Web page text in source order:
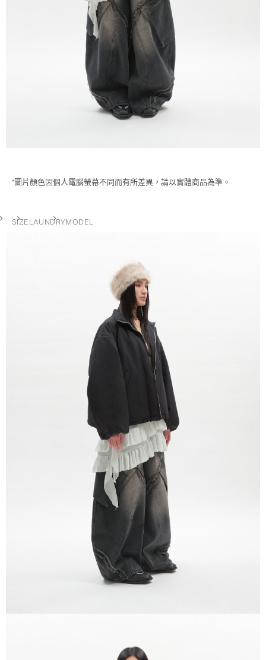
*圖片顏色因個人電腦螢幕不同而有所差異，請以實體商品為準。
SIZELAUNDRYMODEL